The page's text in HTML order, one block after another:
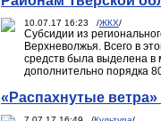
10.07.17 16:23 /ЖКХ/
Субсидии из
Верхневолжья. Всего в
средств была выделена в
дополнительно порядка
«Распахнутые